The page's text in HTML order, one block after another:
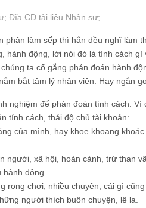
; Đĩa CD tài liệu Nhân sự;
phận làm sếp thì hẳn đều nghĩ làm
hành động, lời nói đó là tính cách gì
ta cố gắng phán đoán hành
bắt tâm lý nhân viên. Hay ngắn
nghiệm để phán đoán tính cách.
tính cách, thái độ chủ tài khoản:
của mình, hay khoe khoang
người, xã hội, hoàn cảnh, trừ than
động.
rong chơi, nhiều chuyện, cái gì
người thích buôn chuyện, lê la.